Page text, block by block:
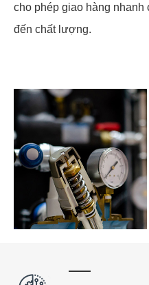
cho phép giao hàng
đến chất lượng.